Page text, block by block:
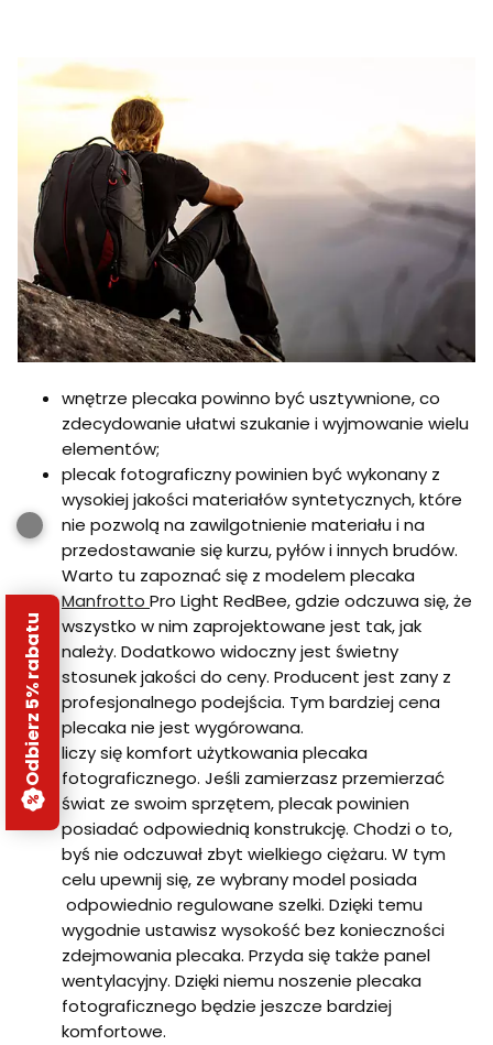
wnętrze plecaka powinno być usztywnione, co
zdecydowanie ułatwi szukanie i wyjmowanie wielu
elementów;
plecak fotograficzny powinien być wykonany z
wysokiej jakości materiałów syntetycznych, które
nie pozwolą na zawilgotnienie materiału i na
przedostawanie się kurzu, pyłów i innych brudów.
Warto tu zapoznać się z modelem plecaka
Manfrotto Pro Light RedBee, gdzie odczuwa się, że
wszystko w nim zaprojektowane jest tak, jak
należy. Dodatkowo widoczny jest świetny
stosunek jakości do ceny. Producent jest zany z
profesjonalnego podejścia. Tym bardziej cena
plecaka nie jest wygórowana.
liczy się komfort użytkowania plecaka
fotograficznego. Jeśli zamierzasz przemierzać
świat ze swoim sprzętem, plecak powinien
posiadać odpowiednią konstrukcję. Chodzi o to,
byś nie odczuwał zbyt wielkiego ciężaru. W tym
celu upewnij się, ze wybrany model posiada
odpowiednio regulowane szelki. Dzięki temu
wygodnie ustawisz wysokość bez konieczności
zdejmowania plecaka. Przyda się także panel
wentylacyjny. Dzięki niemu noszenie plecaka
fotograficznego będzie jeszcze bardziej
komfortowe.
Odbierz 5% rabatu